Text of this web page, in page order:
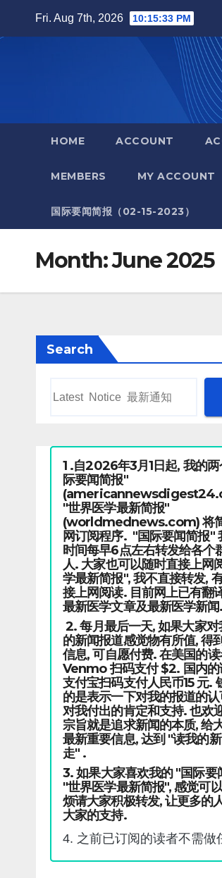
Fri. Aug 7th, 2026 10:15:34 PM
HOME ACCOUNT
MEMBERS MY ACCOUNT
国际要闻简报（02-15-2023）
Month:June 2025
Search
1 .自2026年3月1日起, 我的
际要闻简报"
"世界医学最新简报"
(worldmednews.com) 将
网订阅程序. "国际要闻简报"
时间每早6点左右转发给各个
人. 大家也可以随时直接上网
学最新简报", 我不直接转发,
接上网阅读. 目前网上已有翻
最新医学文章及最新医学新闻.
2. 每月最后一天, 如果大家对
的新闻报道感觉物有所值, 得
信息, 可自愿付费. 在美国的
Venmo 扫码支付 $2. 国内的
支付宝扫码支付人民币15 元.
的是表示一下对我的报道的
对我付出的肯定和支持. 也欢
宗旨就是追求新闻的本质, 给
最新重要信息, 达到 "读我的
走" .
3. 如果大家喜欢我的 "国际要
"世界医学最新简报", 感觉可
烦请大家积极转发, 让更多的
大家的支持.
4. 之前已订阅的读者不需做